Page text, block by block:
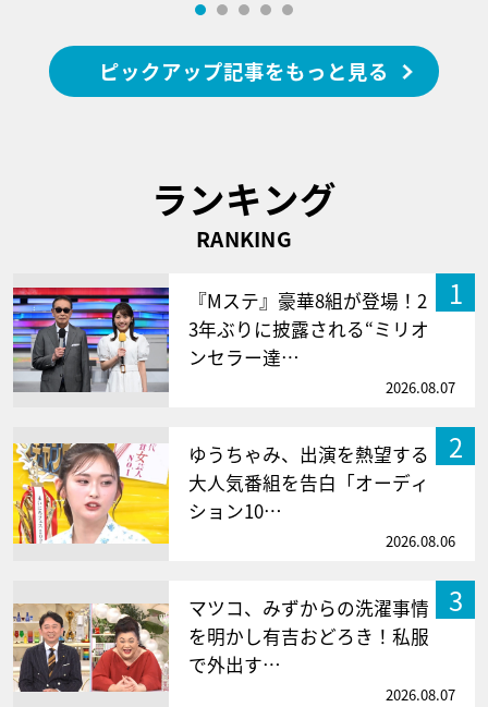
ピックアップ記事をもっと見る
ランキング
RANKING
1
『Mステ』豪華8組が登場！2
3年ぶりに披露される“ミリオ
ンセラー達…
2026.08.07
2
ゆうちゃみ、出演を熱望する
大人気番組を告白「オーディ
ション10…
2026.08.06
3
マツコ、みずからの洗濯事情
を明かし有吉おどろき！私服
で外出す…
2026.08.07